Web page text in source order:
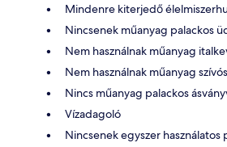
Mindenre kiterjedő
Nincsenek műanyag palackos
Nem használnak műanyag
Nem használnak műanyag
Nincs műanyag palackos
Vízadagoló
Nincsenek egyszer használatos